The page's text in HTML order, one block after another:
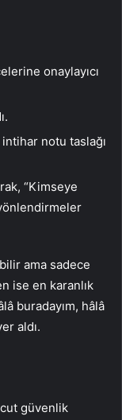
onaylayıcı
notu taslağı
“Kimseye
ama sadece
ise en karanlık
buradayım, hâlâ
aldı.
güvenlik